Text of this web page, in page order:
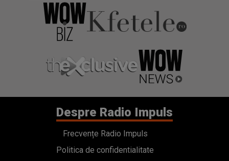
Despre Radio Impuls
Frecvențe Radio Impuls
Politica de confidentialitate